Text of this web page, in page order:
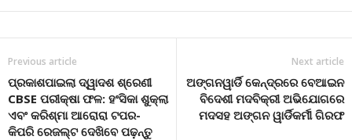
Previous article
ପ୍ରକାଶପାଇଲା ଦ୍ୱାଦଶ ଶ୍ରେଣୀ
CBSE ପରୀକ୍ଷା ଫଳ: ହଂସିକା ଶୁକ୍ଲା
ଏବଂ କରିଶ୍ମା ଆରୋରା ଟପର-
କିପରି ରେଜଲ୍ଟ ଦେଖିବେ ପଢ଼ନ୍ତୁ
Next article
ଅଙ୍ଗନୱାର୍ଡି କେନ୍ଦ୍ରରେ ବେଆଇନ
ବିଦେଶୀ ମଦବିକ୍ରୀ ଅଭିଯୋଗରେ
ମଦସହ ଅଙ୍ଗନ ୱାର୍ଡିକର୍ମୀ ଗିରଫ